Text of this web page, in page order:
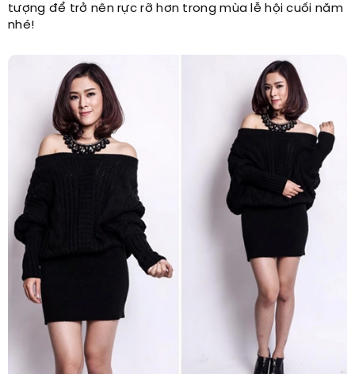
tượng để trở nên rực rỡ hơn trong mùa lễ hội cuối năm
nhé!